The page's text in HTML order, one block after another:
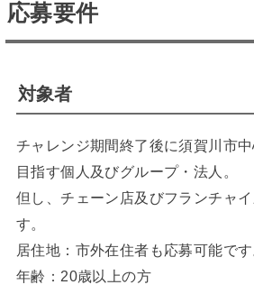
応募要件
対象者
チャレンジ期間終了後に須賀川市
目指す個人及びグループ・法人。
但し、チェーン店及びフランチャ
す。
居住地：市外在住者も応募可能です
年齢：20歳以上の方